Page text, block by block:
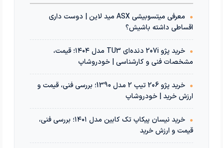
•
معرفی میتسوبیشی ASX مید لاین | دوست داری
اقساطی داشته باشیش؟
•
خرید پژو 207i دنده‌ای TU3 مدل ۱۴۰۴؛ قیمت،
مشخصات فنی و کارشناسی | خودروشاپ
•
خرید پژو 206 تیپ 2 مدل 1390؛ بررسی فنی، قیمت و
ارزش خرید | خودروشاپ
•
خرید نیسان پیکاپ تک کابین مدل ۱۴۰۱؛ بررسی فنی،
قیمت و ارزش خرید